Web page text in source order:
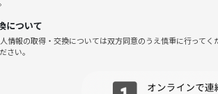
ご連絡ください。不明な点がある場合は運営担
イベントスペースで交流スペースとしてはもち
について
情報の取得・交換については双方同意のうえ慎重に行って
さい。